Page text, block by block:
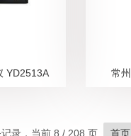
YD2513A 常
录，当前 8 / 208 页 首页